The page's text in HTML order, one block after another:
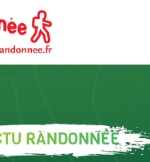
RANDONNÉE